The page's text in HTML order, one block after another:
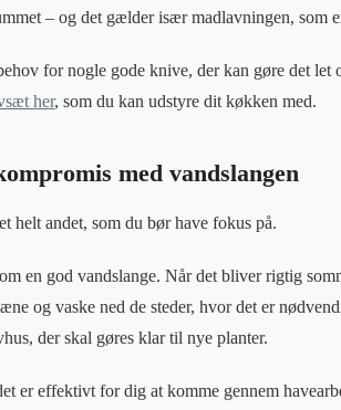
– og det gælder især madlavningen, som
for nogle gode knive, der kan gøre det
her, som du kan udstyre dit køkken med.
med vandslangen
helt andet, som du bør have fokus på.
en god vandslange. Når det bliver rigtig
og vaske ned de steder, hvor det er
der skal gøres klar til nye planter.
er effektivt for dig at komme gennem